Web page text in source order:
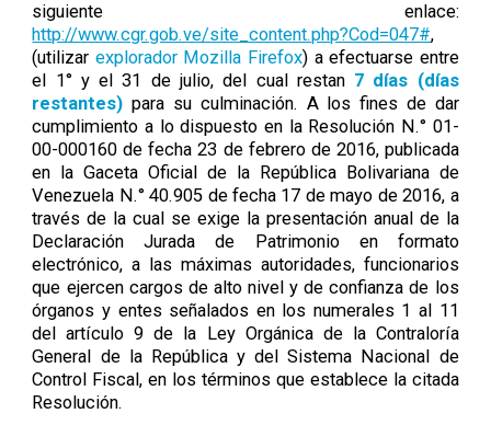
siguiente enlace:
http://www.cgr.gob.ve/site_content.php?Cod=047#,
(utilizar explorador Mozilla Firefox) a efectuarse entre
el 1° y el 31 de julio, del cual restan 7 días (días
restantes) para su culminación. A los fines de dar
cumplimiento a lo dispuesto en la Resolución N.° 01-
00-000160 de fecha 23 de febrero de 2016, publicada
en la Gaceta Oficial de la República Bolivariana de
Venezuela N.° 40.905 de fecha 17 de mayo de 2016, a
través de la cual se exige la presentación anual de la
Declaración Jurada de Patrimonio en formato
electrónico, a las máximas autoridades, funcionarios
que ejercen cargos de alto nivel y de confianza de los
órganos y entes señalados en los numerales 1 al 11
del artículo 9 de la Ley Orgánica de la Contraloría
General de la República y del Sistema Nacional de
Control Fiscal, en los términos que establece la citada
Resolución.